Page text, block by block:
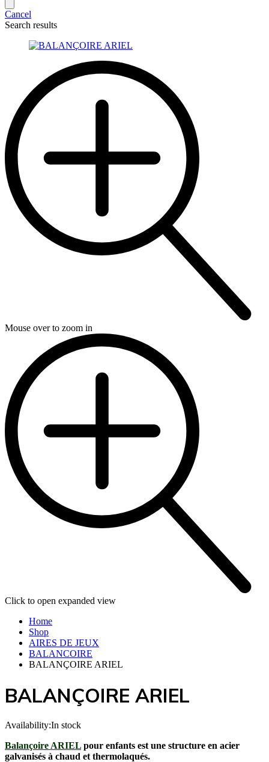
Cancel
Search results
Mouse over to zoom in
Click to open expanded view
Home
Shop
AIRES DE JEUX
BALANCOIRE
BALANÇOIRE ARIEL
BALANÇOIRE ARIEL
Availability:In stock
Balançoire ARIEL pour enfants est une structure en acier
galvanisés à chaud et thermolaqués.